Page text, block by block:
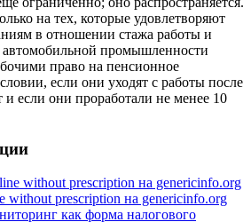
на тех, которые удовлетворяют
в отношении стажа работы и
автомобильной промышленности
право на пенсионное
если они уходят с работы после
если они проработали не менее 10
without prescription на genericinfo.org